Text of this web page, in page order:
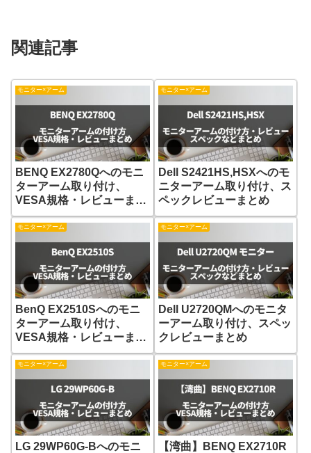
関連記事
モニター×アーム
BENQ EX2780Qへのモニ
ターアーム取り付け、
VESA規格・レビューまと
め
モニター×アーム
Dell S2421HS,HSXへのモ
ニターアーム取り付け、ス
ペックレビューまとめ
モニター×アーム
BenQ EX2510Sへのモニ
ターアーム取り付け、
VESA規格・レビューまと
め
モニター×アーム
Dell U2720QMへのモニタ
ーアーム取り付け、スペッ
クレビューまとめ
モニター×アーム
LG 29WP60G-Bへのモニ
モニター×アーム
【湾曲】BENQ EX2710R